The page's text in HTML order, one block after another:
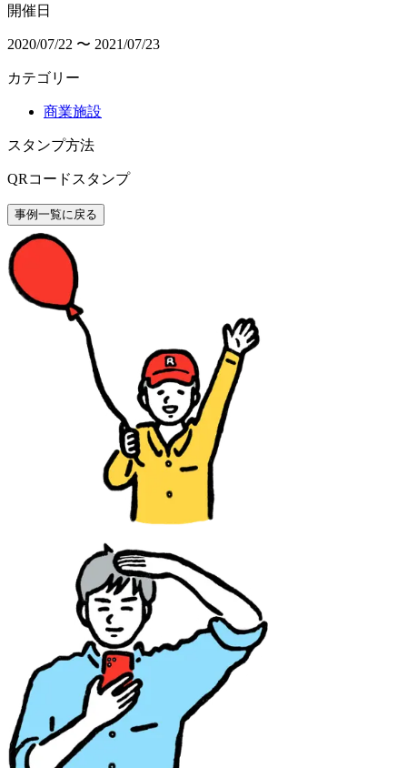
開催日
2020/07/22 〜 2021/07/23
カテゴリー
商業施設
スタンプ方法
QRコードスタンプ
事例一覧に戻る